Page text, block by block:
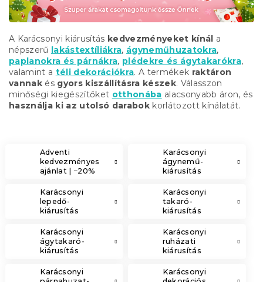
A Karácsonyi kiárusítás kedvezményeket kínál a
népszerű lakástextíliákra, ágyneműhuzatokra,
paplanokra és párnákra, plédekre és ágytakarókra,
valamint a téli dekorációkra. A termékek raktáron
vannak és gyors kiszállításra készek. Válasszon
minőségi kiegészítőket otthonába alacsonyabb áron, és
használja ki az utolsó darabok korlátozott kínálatát.
Adventi
kedvezményes
ajánlat | −20%
Karácsonyi
ágynemű-
kiárusítás
Karácsonyi
lepedő-
kiárusítás
Karácsonyi
takaró-
kiárusítás
Karácsonyi
ágytakaró-
kiárusítás
Karácsonyi
ruházati
kiárusítás
Karácsonyi
Karácsonyi